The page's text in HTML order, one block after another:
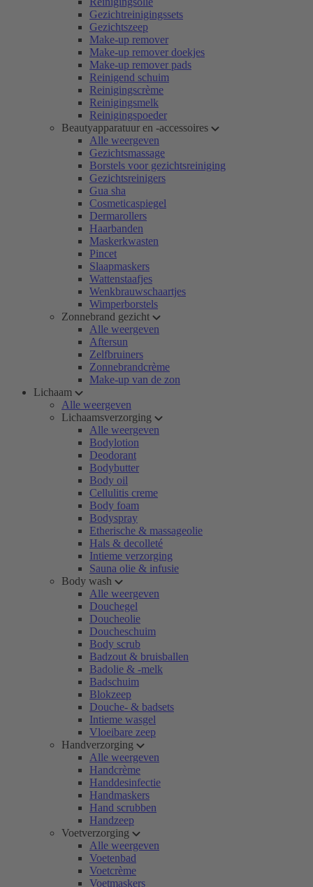
Gezichtreinigingssets
Gezichtszeep
Make-up remover
Make-up remover doekjes
Make-up remover pads
Reinigend schuim
Reinigingscrème
Reinigingsmelk
Reinigingspoeder
Beautyapparatuur en -accessoires
Alle weergeven
Gezichtsmassage
Borstels voor gezichtsreiniging
Gezichtsreinigers
Gua sha
Cosmeticaspiegel
Dermarollers
Haarbanden
Maskerkwasten
Pincet
Slaapmaskers
Wattenstaafjes
Wenkbrauwschaartjes
Wimperborstels
Zonnebrand gezicht
Alle weergeven
Aftersun
Zelfbruiners
Zonnebrandcrème
Make-up van de zon
Lichaam
Alle weergeven
Lichaamsverzorging
Alle weergeven
Bodylotion
Deodorant
Bodybutter
Body oil
Cellulitis creme
Body foam
Bodyspray
Etherische & massageolie
Hals & decolleté
Intieme verzorging
Sauna olie & infusie
Body wash
Alle weergeven
Douchegel
Doucheolie
Doucheschuim
Body scrub
Badzout & bruisballen
Badolie & -melk
Badschuim
Blokzeep
Douche- & badsets
Intieme wasgel
Vloeibare zeep
Handverzorging
Alle weergeven
Handcrème
Handdesinfectie
Handmaskers
Hand scrubben
Handzeep
Voetverzorging
Alle weergeven
Voetenbad
Voetcrème
Voetmaskers